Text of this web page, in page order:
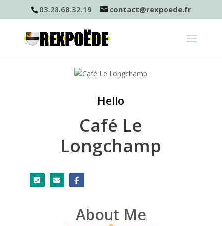
03.28.68.32.19 contact@rexpoede.fr
Hello
Café Le
Longchamp
About Me